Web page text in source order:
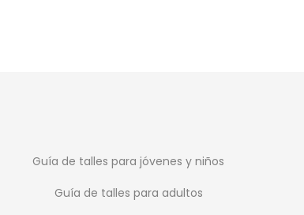
Guía de talles para jóvenes y niños
Guía de talles para adultos